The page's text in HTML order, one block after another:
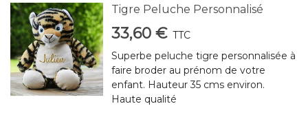
Tigre Peluche Personnalisé
33,60 € TTC
Superbe peluche tigre personnalisée à
faire broder au prénom de votre
enfant. Hauteur 35 cms environ.
Haute qualité